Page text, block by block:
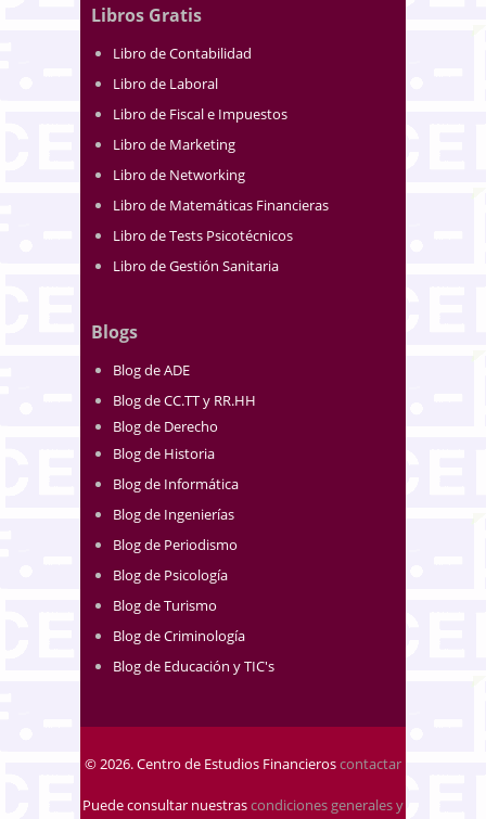
Libros Gratis
Libro de Contabilidad
Libro de Laboral
Libro de Fiscal e Impuestos
Libro de Marketing
Libro de Networking
Libro de Matemáticas Financieras
Libro de Tests Psicotécnicos
Libro de Gestión Sanitaria
Blogs
Blog de ADE
Blog de CC.TT y RR.HH
Blog de Derecho
Blog de Historia
Blog de Informática
Blog de Ingenierías
Blog de Periodismo
Blog de Psicología
Blog de Turismo
Blog de Criminología
Blog de Educación y TIC's
© 2026. Centro de Estudios Financieroscontactar
Puede consultar nuestrascondiciones generales y